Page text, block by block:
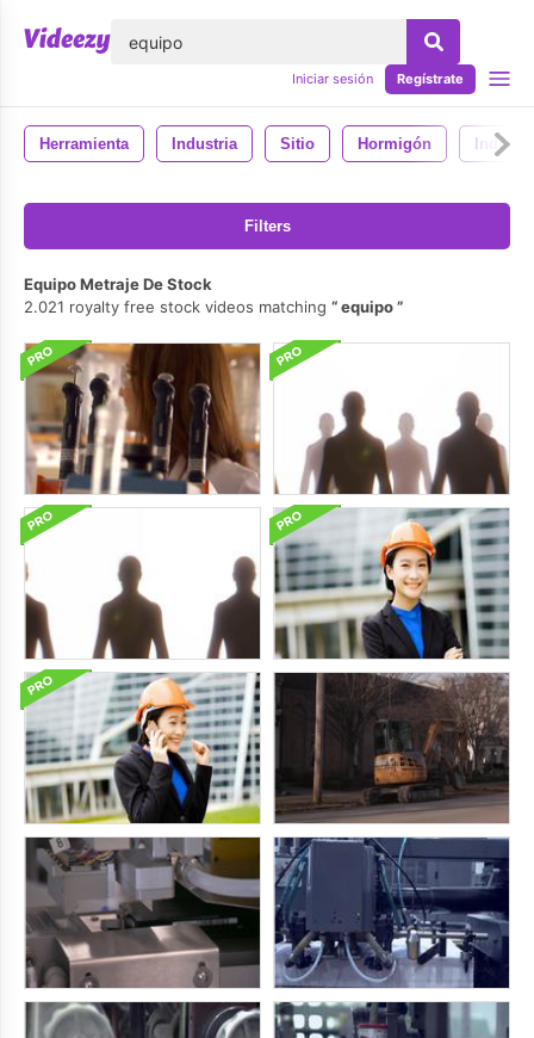
Iniciar sesión Regístrate
Herramienta Industria Sitio Hormigón
Filters
Equipo Metraje De Stock
2.021 royalty free stock videos matching
equipo